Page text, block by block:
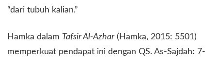
“dari tubuh kalian.”
​Hamka dalam Tafsir Al-Azhar(Hamka, 2015: 5501)
memperkuat pendapat ini dengan QS. As-Sajdah: 7-